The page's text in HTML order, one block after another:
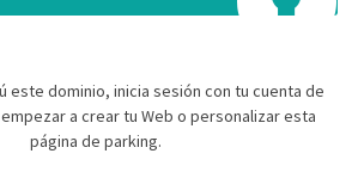
este dominio, inicia sesión con tu cuenta de
a crear tu Web o personalizar esta
página de parking.